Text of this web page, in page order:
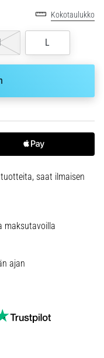
Kokotaulukko
L
saat ilmaisen
maksutavoilla
ajan